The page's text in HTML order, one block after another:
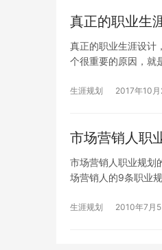
真正的职业生
真正的职业生涯设计
个很重要的原因，就
生涯规划 2017年10
市场营销人职
市场营销人职业规划
场营销人的9条职业
生涯规划 2010年7月5